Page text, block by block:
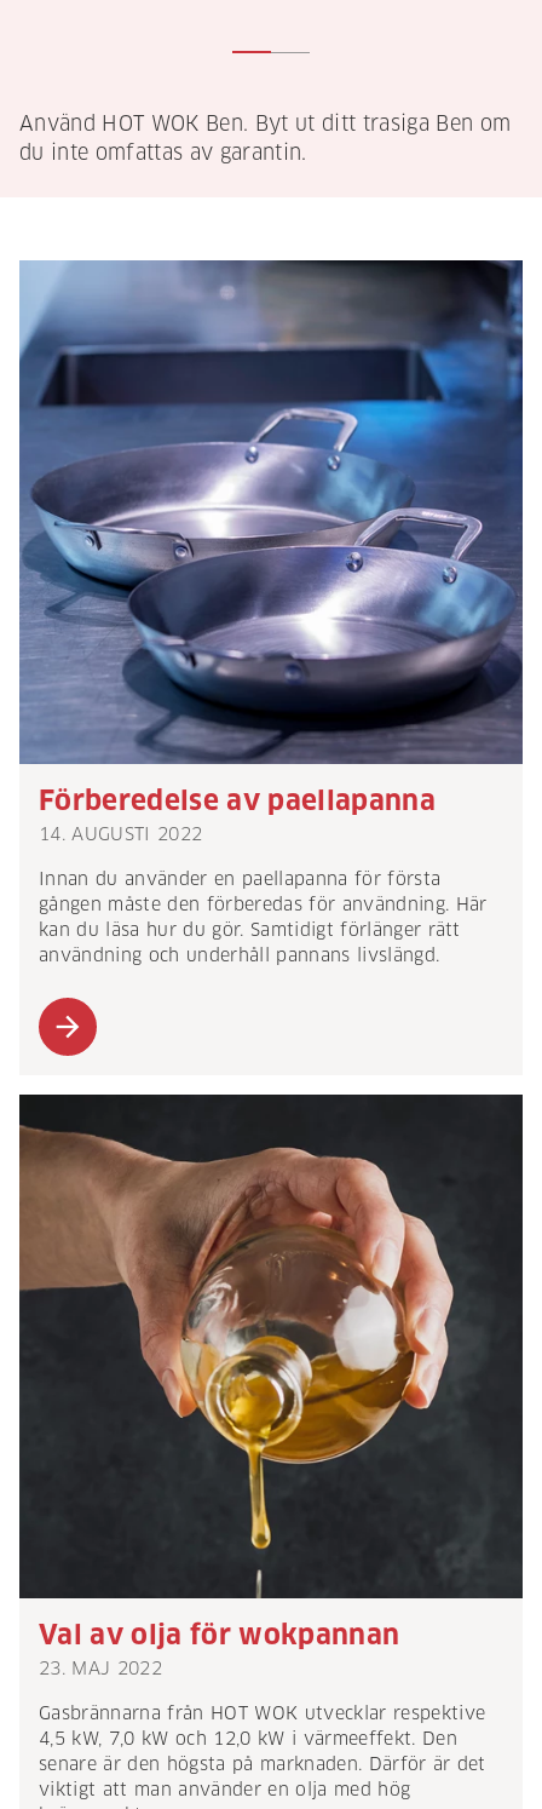
Använd HOT WOK Ben. Byt ut ditt trasiga Ben om
du inte omfattas av garantin.
Förberedelse av paellapanna
14. AUGUSTI 2022
Innan du använder en paellapanna för första
gången måste den förberedas för användning. Här
kan du läsa hur du gör. Samtidigt förlänger rätt
användning och underhåll pannans livslängd.
arrow_forward
Val av olja för wokpannan
23. MAJ 2022
Gasbrännarna från HOT WOK utvecklar respektive
4,5 kW, 7,0 kW och 12,0 kW i värmeeffekt. Den
senare är den högsta på marknaden. Därför är det
viktigt att man använder en olja med hög